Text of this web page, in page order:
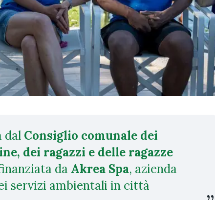
dal Consiglio comunale dei
dei ragazzi e delle ragazze
da Akrea Spa, azienda
servizi ambientali in città